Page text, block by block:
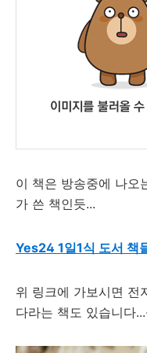
이 책은 방송중에 나오
가 쓴 책인듯...
Yes24 1일1식 도서 책
위 링크에 가보시면 전
다라는 책도 있습니다